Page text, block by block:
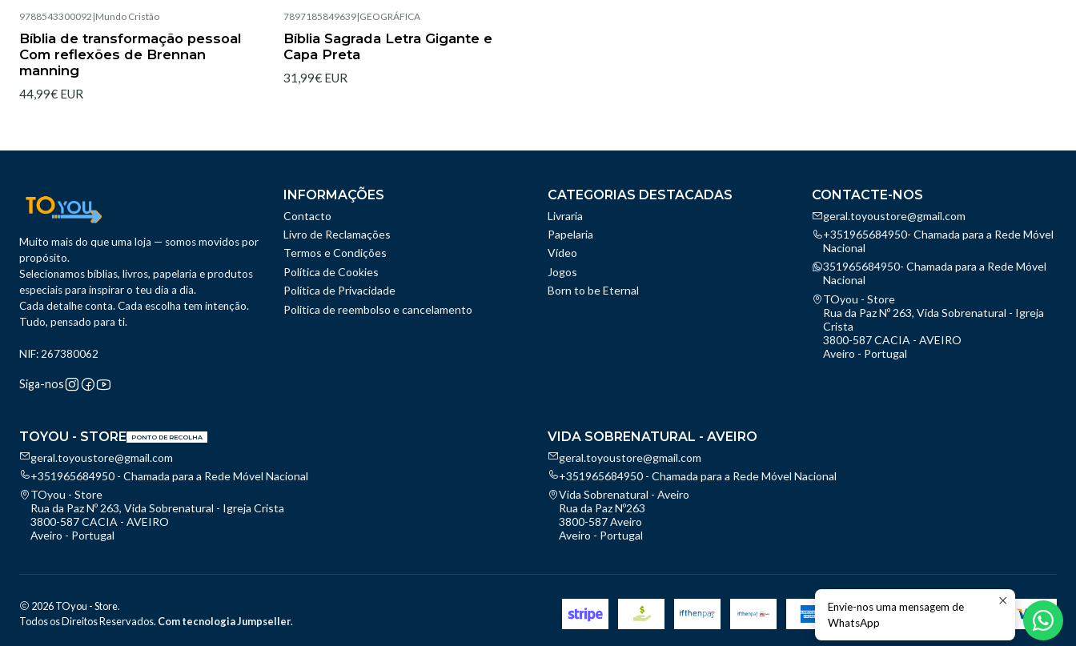
9788543300092 |Mundo Cristão
Bíblia de transformação pessoal
Com reflexões de Brennan
manning
44,99€ EUR
7897185849639|GEOGRÁFICA
Bíblia Sagrada Letra Gigante e
Capa Preta
31,99€ EUR
Muito mais do que uma loja — somos movidos por
propósito.
Selecionamos bíblias, livros, papelaria e produtos
especiais para inspirar o teu dia a dia.
Cada detalhe conta. Cada escolha tem intenção.
Tudo, pensado para ti.
NIF: 267380062
Siga-nos
INFORMAÇÕES
Contacto
Livro de Reclamações
Termos e Condições
Política de Cookies
Política de Privacidade
Politica de reembolso e cancelamento
CATEGORIAS DESTACADAS
Livraria
Papelaria
Vídeo
Jogos
Born to be Eternal
CONTACTE-NOS
geral.toyoustore@gmail.com
+351965684950- Chamada para a Rede Móvel
Nacional
351965684950- Chamada para a Rede Móvel
Nacional
TOyou - Store
Rua da Paz Nº 263, Vida Sobrenatural - Igreja
Crista
3800-587 CACIA - AVEIRO
Aveiro - Portugal
TOYOU - STORE PONTO DE RECOLHA
geral.toyoustore@gmail.com
+351965684950 - Chamada para a Rede Móvel Nacional
TOyou - Store
Rua da Paz Nº 263, Vida Sobrenatural - Igreja Crista
3800-587 CACIA - AVEIRO
Aveiro - Portugal
VIDA SOBRENATURAL - AVEIRO
geral.toyoustore@gmail.com
+351965684950 - Chamada para a Rede Móvel Nacional
Vida Sobrenatural - Aveiro
Rua da Paz Nº263
3800-587 Aveiro
Aveiro - Portugal
2026 TOyou - Store.
Todos os Direitos Reservados. Com tecnologia Jumpseller.
Envie-nos uma mensagem de
WhatsApp